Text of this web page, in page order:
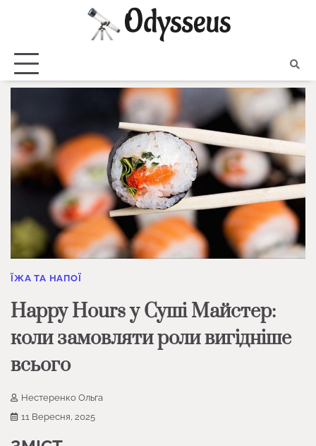
ЇЖА ТА НАПОЇ
Happy Hours у Суші Майстер:
коли замовляти роли вигідніше
всього
Нестеренко Ольга
11 Вересня, 2025